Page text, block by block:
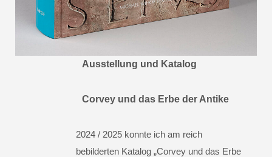
Ausstellung und Katalog
Corvey und das Erbe der Antike
2024 / 2025 konnte ich am reich
bebilderten Katalog „Corvey und das Erbe